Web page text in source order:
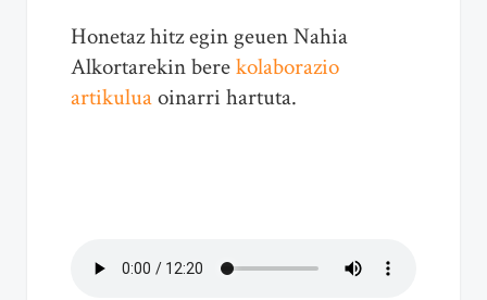
Honetaz hitz egin geuen Nahia
Alkortarekin berekolaborazio
artikuluaoinarri hartuta.